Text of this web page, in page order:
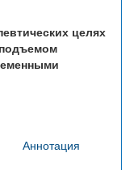
целях
Аннотация